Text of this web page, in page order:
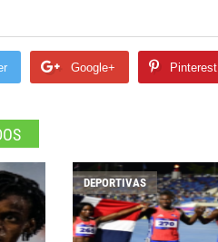
Google+ Pinterest
DEPORTIVAS